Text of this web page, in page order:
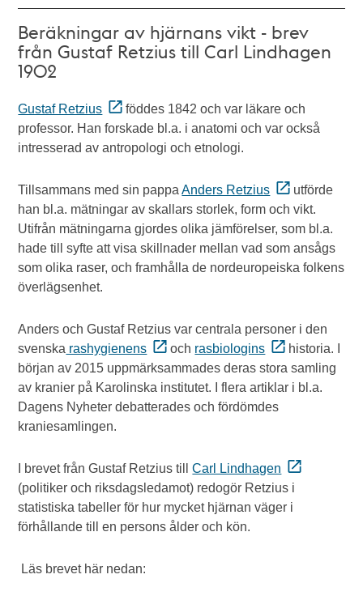
Beräkningar av hjärnans vikt - brev
från Gustaf Retzius till Carl Lindhagen
1902
Gustaf Retzius
föddes 1842 och var läkare och
professor. Han forskade bl.a. i anatomi och var också
intresserad av antropologi och etnologi.
Tillsammans med sin pappaAnders Retzius
utförde
han bl.a. mätningar av skallars storlek, form och vikt.
Utifrån mätningarna gjordes olika jämförelser, som bl.a.
hade till syfte att visa skillnader mellan vad som ansågs
som olika raser, och framhålla de nordeuropeiska folkens
överlägsenhet.
Anders och Gustaf Retzius var centrala personer i den
svenska rashygienens och rasbiologins
historia. I
början av 2015 uppmärksammades deras stora samling
av kranier på Karolinska institutet. I flera artiklar i bl.a.
Dagens Nyheter debatterades och fördömdes
kraniesamlingen.
I brevet från Gustaf Retzius tillCarl Lindhagen
(politiker och riksdagsledamot) redogör Retzius i
statistiska tabeller för hur mycket hjärnan väger i
förhållande till en persons ålder och kön.
Läs brevet här nedan: